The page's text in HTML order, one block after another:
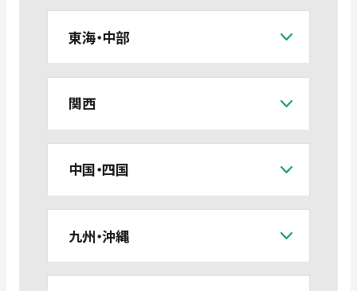
東海・中部
関西
中国・四国
九州・沖縄